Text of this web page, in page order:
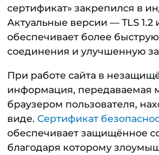
сертификат» закрепился в
Актуальные версии — TLS 1.2
обеспечивает более быструю
соединения и улучшенную
При работе сайта в
информация, передаваемая
браузером пользователя,
виде. Сертификат
обеспечивает защищённое
благодаря которому